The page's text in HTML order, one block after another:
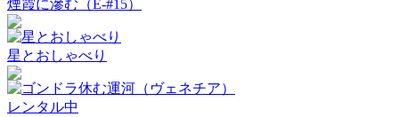
煙霞に滲む（E-#15）
星とおしゃべり
レンタル中